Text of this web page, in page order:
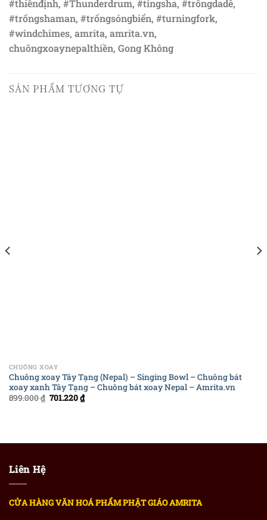
#thiềnđịnh, #Thunderdrum, #tingsha, #trốngdadê,
#trốngshaman, #trốngsóngbiển, #turningfork,
#windchimes, amrita, amrita.vn,
chuôngxoaynepalthiền, Gong Không
SẢN PHẨM TƯƠNG TỰ
CHUÔNG XOAY
Chuông xoay Tây Tạng (Nepal) – Singing Bowl – Chuông bát
xoay xanh Tây Tạng – Chuông bát xoay Nepal – Amrita.vn
899.000₫ 701.220₫
Liên Hệ
CỬA HÀNG VĂN HOÁ PHẨM PHẬT GIÁO AMRITA